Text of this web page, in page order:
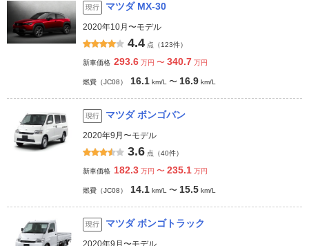
現行 マツダ MX-30
2020年10月〜モデル
4.4 点（123件）
新車価格 293.6 万円 〜 340.7 万円
燃費（JC08） 16.1 km/L 〜 16.9 km/L
現行 マツダ ボンゴバン
2020年9月〜モデル
3.6 点（40件）
新車価格 182.3 万円 〜 235.1 万円
燃費（JC08） 14.1 km/L 〜 15.5 km/L
現行 マツダ ボンゴトラック
2020年9月〜モデル